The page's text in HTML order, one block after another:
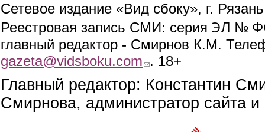
Сетевое издание «Вид сбоку», г.
Реестровая запись СМИ: серия ЭЛ №
главный редактор - Смирнов К.М.
gazeta@vidsboku.com (link sends e-mail)
. 18+
Главный редактор: Константин
Смирнова, администратор сайта